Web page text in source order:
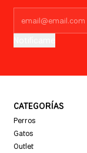
CATEGORÍAS
Perros
Gatos
Outlet